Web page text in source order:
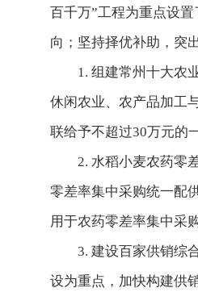
百千万”工程为重点设
向；坚持择优补助，突
1. 组建常州十大农
休闲农业、农产品加工
联给予不超过30万元的
2. 水稻小麦农药零
零差率集中采购统一配
用于农药零差率集中采
3. 建设百家供销综
设为重点，加快构建供